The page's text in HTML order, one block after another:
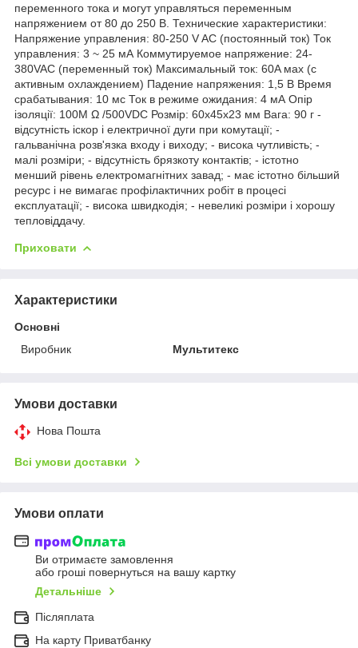
переменного тока и могут управляться переменным
напряжением от 80 до 250 В. Технические характеристики:
Напряжение управления: 80-250 V AC (постоянный ток) Ток
управления: 3 ~ 25 мА Коммутируемое напряжение: 24-
380VAC (переменный ток) Максимальный ток: 60A мах (с
активным охлаждением) Падение напряжения: 1,5 В Время
срабатывания: 10 мс Ток в режиме ожидания: 4 мА Опір
ізоляції: 100M Ω /500VDC Розмір: 60х45х23 мм Вага: 90 г -
відсутність іскор і електричної дуги при комутації; -
гальванічна розв'язка входу і виходу; - висока чутливість; -
малі розміри; - відсутність брязкоту контактів; - істотно
менший рівень електромагнітних завад; - має істотно більший
ресурс і не вимагає профілактичних робіт в процесі
експлуатації; - висока швидкодія; - невеликі розміри і хорошу
тепловіддачу.
Приховати
Характеристики
Основні
Виробник
Мультитекс
Умови доставки
Нова Пошта
Всі умови доставки
Умови оплати
Ви отримаєте замовлення
або гроші повернуться на вашу картку
Детальніше
Післяплата
На карту Приватбанку